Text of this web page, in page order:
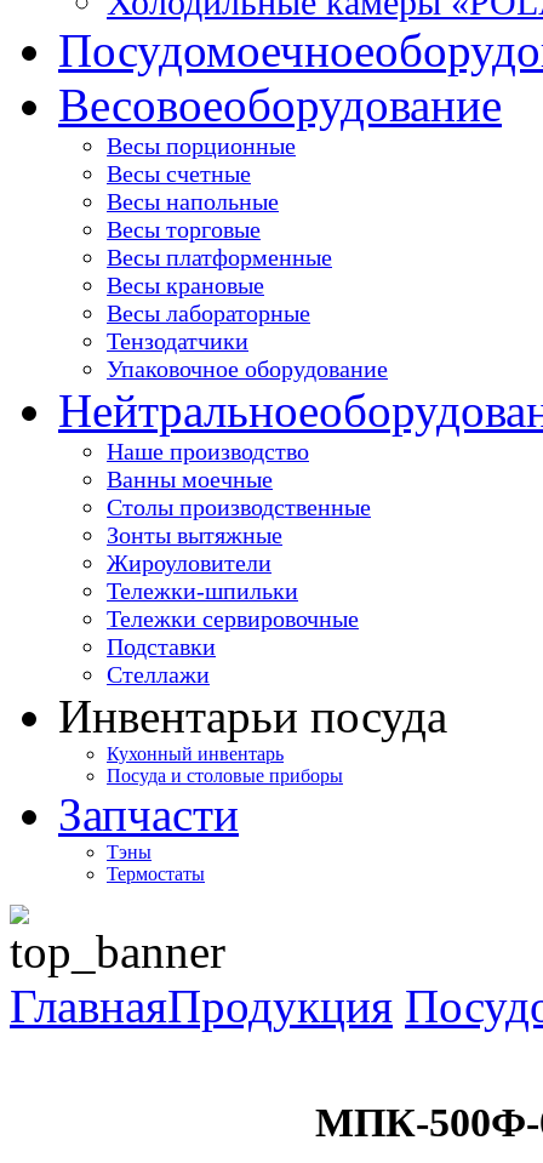
Посудомоечное
Весовоеоборудование
Весы порционные
Весы счетные
Весы напольные
Весы торговые
Весы платформенные
Весы крановые
Весы лабораторные
Тензодатчики
Упаковочное оборудование
Нейтральное
Наше производство
Ванны моечные
Столы производственные
Зонты вытяжные
Жироуловители
Тележки-шпильки
Тележки сервировочные
Подставки
Стеллажи
Инвентарьи посуда
Кухонный инвентарь
Посуда и столовые приборы
Запчасти
Тэны
Термостаты
ГлавнаяПродукция
МПК-500Ф-